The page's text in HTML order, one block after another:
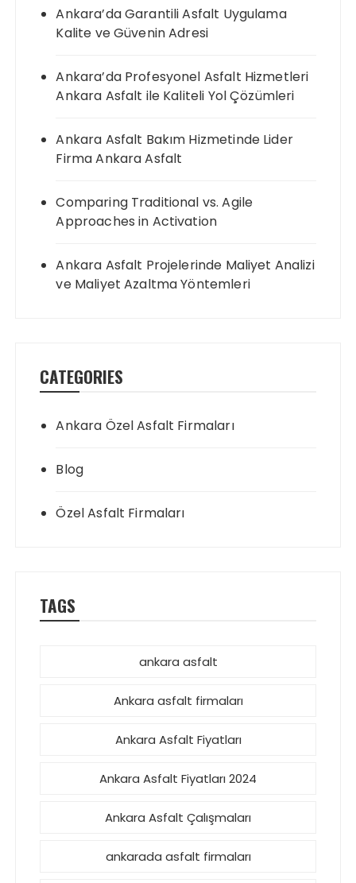
Ankara’da Garantili Asfalt Uygulama
Kalite ve Güvenin Adresi
Ankara’da Profesyonel Asfalt Hizmetleri
Ankara Asfalt ile Kaliteli Yol Çözümleri
Ankara Asfalt Bakım Hizmetinde Lider
Firma Ankara Asfalt
Comparing Traditional vs. Agile
Approaches in Activation
Ankara Asfalt Projelerinde Maliyet Analizi
ve Maliyet Azaltma Yöntemleri
CATEGORIES
Ankara Özel Asfalt Firmaları
Blog
Özel Asfalt Firmaları
TAGS
ankara asfalt
Ankara asfalt firmaları
Ankara Asfalt Fiyatları
Ankara Asfalt Fiyatları 2024
Ankara Asfalt Çalışmaları
ankarada asfalt firmaları